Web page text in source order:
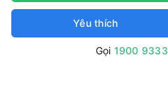
Yêu thích
Gọi 1900 9333